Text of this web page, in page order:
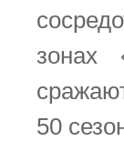
зонах
50